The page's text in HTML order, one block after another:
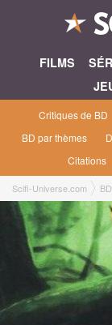
FILMS
Critiques de BD
BD par thèmes
Citations
Scifi-Universe.com BD